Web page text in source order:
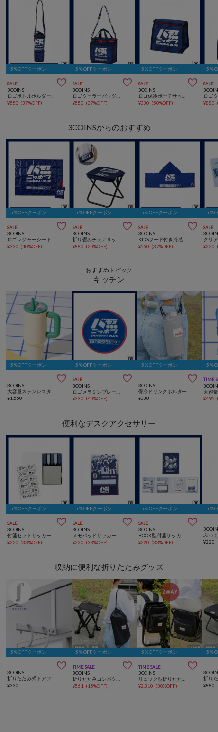
5％OFFクーポン
SALE 
3COINS
¥550 (37%OFF)
5％OFFクーポン
SALE 
3COINS
¥550 (37%OFF)
5％OFFクーポン
SALE 
3COINS
¥330 (50%OFF)
5％
SALE
¥880
3COINSからのおすすめ
5％OFFクーポン
SALE 
3COINS
¥330 (40%OFF)
5％OFFクーポン
SALE 
3COINS
¥880 (20%OFF)
5％OFFクーポン
SALE 
3COINS
KIDSフード付き冷感タオルサッカー日本代表ver.
¥550 (37%OFF)
5％
SALE
¥220
おすすめトピック
キッチン
5％OFFクーポン

3COINS
¥1,650
5％OFFクーポン
SALE 
3COINS
¥330 (40%OFF)
5％OFFクーポン

3COINS
保冷ドリンクホルダー
¥330
5％
TIME
¥495
便利なデスクアクセサリー
5％OFFクーポン
SALE 
3COINS
¥220 (33%OFF)
5％OFFクーポン
SALE 
3COINS
¥220 (33%OFF)
5％OFFクーポン
SALE 
3COINS
¥220 (33%OFF)
5％
ぷっ
¥220
収納に便利な折りたたみグッズ
5％OFFクーポン

3COINS
¥330
5％OFFクーポン
TIME SALE 
3COINS
¥561 (15%OFF)
5％OFFクーポン
TIME SALE 
3COINS
¥2,310 (30%OFF)
5％
折り
¥880